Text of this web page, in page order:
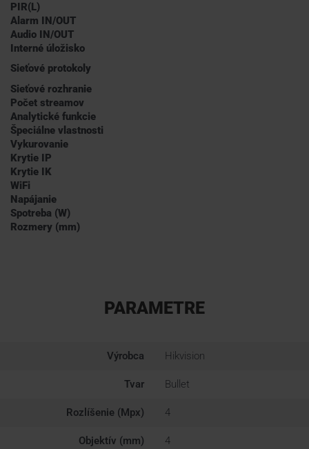
PIR(L)
Alarm IN/OUT
Audio IN/OUT
Interné úložisko
Sieťové protokoly
Sieťové rozhranie
Počet streamov
Analytické funkcie
Špeciálne vlastnosti
Vykurovanie
Krytie IP
Krytie IK
WiFi
Napájanie
Spotreba (W)
Rozmery (mm)
PARAMETRE
Výrobca Hikvision
Tvar Bullet
Rozlíšenie (Mpx) 4
Objektív (mm) 4